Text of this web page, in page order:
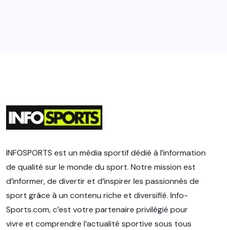
INFOSPORTS est un média sportif dédié à l’information
de qualité sur le monde du sport. Notre mission est
d’informer, de divertir et d’inspirer les passionnés de
sport grâce à un contenu riche et diversifié. Info-
Sports.com, c’est votre partenaire privilégié pour
vivre et comprendre l’actualité sportive sous tous